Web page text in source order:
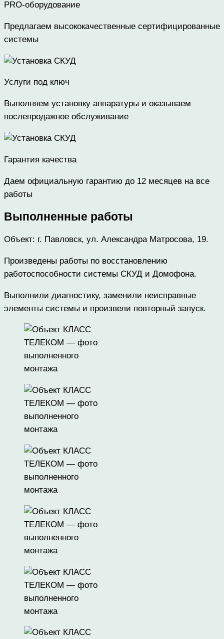
PRO-оборудование
Предлагаем высококачественные сертифицированные
системы
Услуги под ключ
Выполняем установку аппаратуры и оказываем
послепродажное обслуживание
Гарантия качества
Даем официальную гарантию до 12 месяцев на все
работы
Выполненные работы
Объект: г. Павловск, ул. Александра Матросова, 19.
Произведены работы по восстановлению
работоспособности системы СКУД и Домофона.
Выполнили диагностику, заменили неисправные
элементы системы и произвели повторный запуск.